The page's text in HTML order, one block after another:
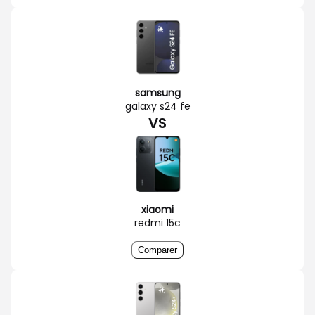
samsung
galaxy s24 fe
VS
xiaomi
redmi 15c
Comparer